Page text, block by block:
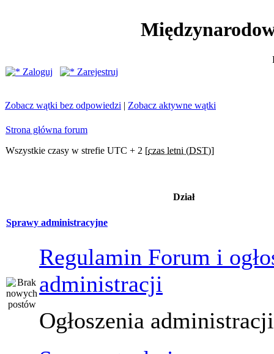
Zaloguj
Zarejestruj
Zobacz wątki bez odpowiedzi | Zobacz aktywne wątki
Strona główna forum
Wszystkie czasy w strefie UTC + 2 [czas letni (DST)]
Dział
Sprawy administracyjne
Regulamin Forum i
administracji
Ogłoszenia